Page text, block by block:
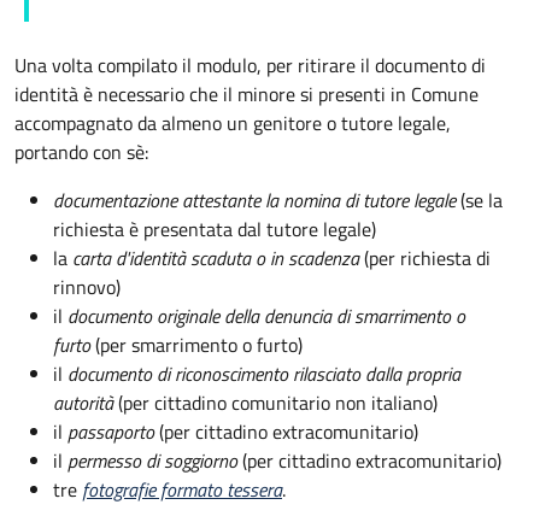
Una volta compilato il modulo, per ritirare il documento di
identità è necessario che il minore si presenti in Comune
accompagnato da almeno un genitore o tutore legale,
portando con sè:
documentazione attestante la nomina di tutore legale(se la
richiesta è presentata dal tutore legale)
la carta d'identità scaduta o in scadenza(per richiesta di
rinnovo)
il documento originale della denuncia di smarrimento o
furto(per smarrimento o furto)
il documento di riconoscimento rilasciato dalla propria
autorità(per cittadino comunitario non italiano)
il passaporto(per cittadino extracomunitario)
il permesso di soggiorno(per cittadino extracomunitario)
tre fotografie formato tessera.